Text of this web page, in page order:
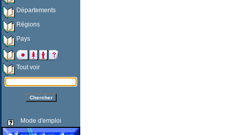
Départements
Régions
Pays
Tout voir
Mode d'emploi